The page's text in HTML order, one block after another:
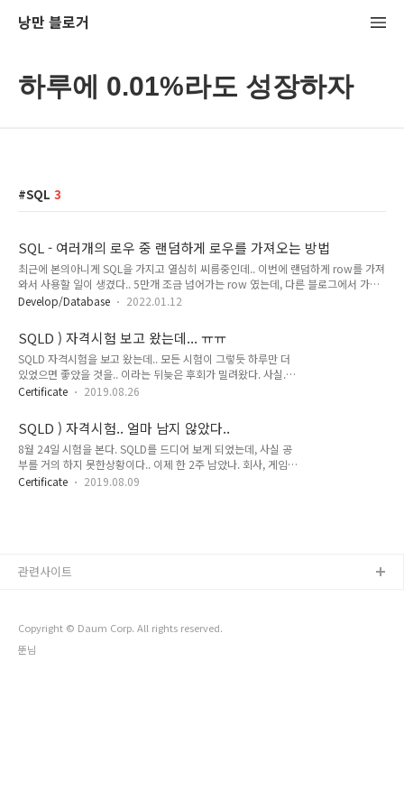
낭만 블로거
하루에 0.01%라도 성장하자
SQL 3
SQL - 여러개의 로우 중 랜덤하게 로우를 가져오는 방법
최근에 본의아니게 SQL을 가지고 열심히 씨름중인데.. 이번에 랜덤하게 row를 가져
와서 사용할 일이 생겼다.. 5만개 조금 넘어가는 row 였는데, 다른 블로그에서 가이
드 준 대로 진행하보니 뭔가 문제가 있어 보였다. SELECT * FROM TEST ORDER
인데, 위 쿼리로 하게되면 엄청나게 시간이 오래 걸린다.. 물론 위에는 내가 TEST로
썼지만, 실제 업무용 테이블은 텍스트가 많아서 그런지 더 그랬고.. 실제로 15초 이상
이 걸렸다. 해당 문제는 단순하게 * 이 아니라 특정 컬럼을 하나 지정하면 바로 수정
되긴 하더라.. 아마 텍스트가 엄청 나게 많았던 컬럼 때문에 그런거 같은 느낌..
SELECT..
Develop/Database 2022.01.12
SQLD ) 자격시험 보고 왔는데... ㅠㅠ
SQLD 자격시험을 보고 왔는데.. 모든 시험이 그렇듯 하루만 더
있었으면 좋았을 것을.. 이라는 뒤늦은 후회가 밀려왔다. 사실....
ㅋㅋㅋ 공부를 너무 안해서 떨어진다고 생각하고 마지막날에만
되고 ㅠㅠㅠㅠㅠㅠㅠㅠㅠㅠㅠㅠㅠ 하루 정도 더 공부했으면 충
분히 풀 수 있는 문제들이 많이나와서 정말 너ㅓㅓㅓㅓㅓㅓㅓㅓ
ㅓㅓㅓㅓㅓㅓㅓㅓ어무 아쉬웠다. 하... 도착.. 내가 시험을 보러
간 곳은 서울 동국대학교 였다. 문화관에서 시험을 치뤘고 시험
시간은 10시, 내가 도착한 시간은 9시 였다. 시험에 필요한 컴퓨
Certificate 2019.08.26
SQLD ) 자격시험.. 얼마 남지 않았다..
8월 24일 시험을 본다. SQLD를 드디어 보게 되었는데, 사실 공
부를 거의 하지 못한상황이다.. 이제 한 2주 남았나. 회사, 게임
(....), 운동, 자격시험을 한번에 준비하는건 욕심이었나!!!!!! 그
에도 잘 기재가 되어있다. 공식사이트(링크) 를 통해 시험 내용을
Certificate 2019.08.09
Copyright © Daum Corp. All rights reserved.
뚠님
관련사이트